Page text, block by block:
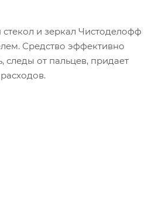
и зеркал Чистоделофф
Средство эффективно
следы от пальцев, придает